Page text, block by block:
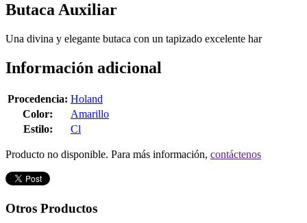
Butaca Auxiliar
Una divina y elegante butaca con un tapizado excelente har
Información adicional
Procedencia: Holand
Color:
Amarillo
Estilo:
Cl
Producto no disponible. Para más información, contáctenos
Otros Productos